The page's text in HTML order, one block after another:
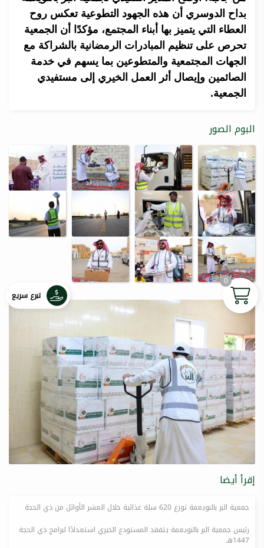
بداح الدوسري أن هذه الجهود التطوعية تعكس روح
العطاء التي يتميز بها أبناء المجتمع، مؤكدًا أن الجمعية
تحرص على تنظيم المبادرات الرمضانية بالشراكة مع
الجهات المجتمعية والمتطوعين بما يسهم في خدمة
الصائمين وإيصال أثر العمل الخيري إلى مستفيدي
الجمعية.
البوم الصور
إقرأ أيضا
جمعية البر بالنويعمة توزع 620 سلة غذائية خلال العشر الأوائل من ذي الحجة
رئيس جمعية البر بالنويعمة يتفقد المستودع الخيري استعدادًا لبرامج ذي الحجة
1447هـ
تبرع سريع
0